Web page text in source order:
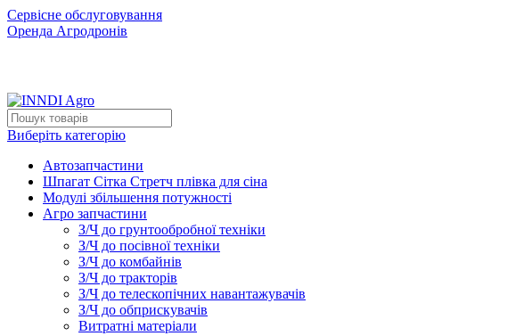
Сервісне обслуговування
Оренда Агродронів
Виберіть категорію
Автозапчастини
Шпагат Сітка Стретч плівка для сіна
Модулі збільшення потужності
Агро запчастини
З/Ч до грунтообробної техніки
З/Ч до посівної техніки
З/Ч до комбайнів
З/Ч до тракторів
З/Ч до телескопічних навантажувачів
З/Ч до обприскувачів
Витратні матеріали